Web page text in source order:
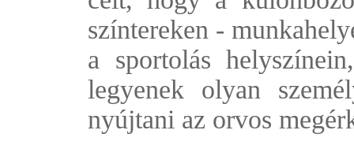
színtereken -
a sportolás
legyenek olyan
nyújtani az orvos